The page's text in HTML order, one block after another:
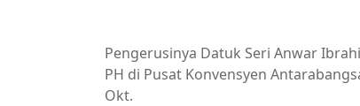
Pengerusinya Datuk Seri Anwar
PH di Pusat Konvensyen
Okt.